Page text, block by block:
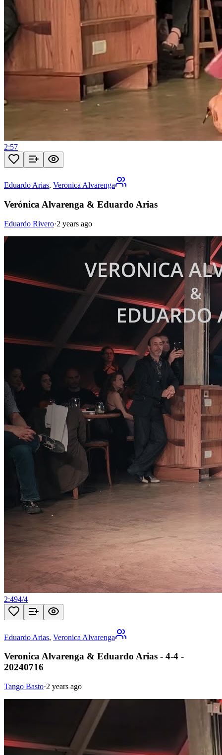
2:57
Eduardo Arias, Veronica Alvarenga
Verónica Alvarenga & Eduardo Arias
Eduardo Rivero·2 years ago
2:494/4
Eduardo Arias, Veronica Alvarenga
Veronica Alvarenga & Eduardo Arias - 4-4 -
20240716
Tango Basto·2 years ago